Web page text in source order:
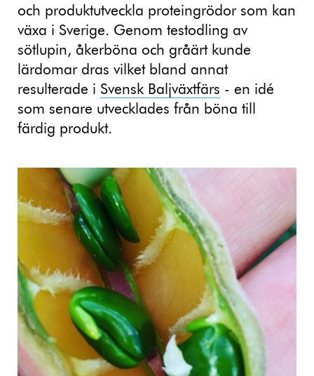
och produktutveckla proteingrödor som kan
växa i Sverige. Genom testodling av
sötlupin, åkerböna och gråärt kunde
lärdomar dras vilket bland annat
resulterade i Svensk Baljväxtfärs - en idé
som senare utvecklades från böna till
färdig produkt.